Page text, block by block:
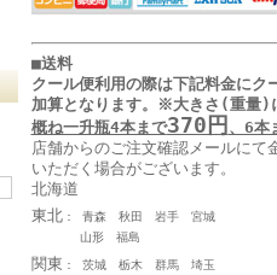
■送料
クール便利用の際は下記料金にク
加算となります。
※大きさ(重量)
概ね一升瓶4本まで370円、6本
店舗からのご注文確認メールにて
いただく場合がございます。
北海道
東北： 青森 秋田 岩手 宮城
山形 福島
関東 ： 茨城 栃木 群馬 埼玉